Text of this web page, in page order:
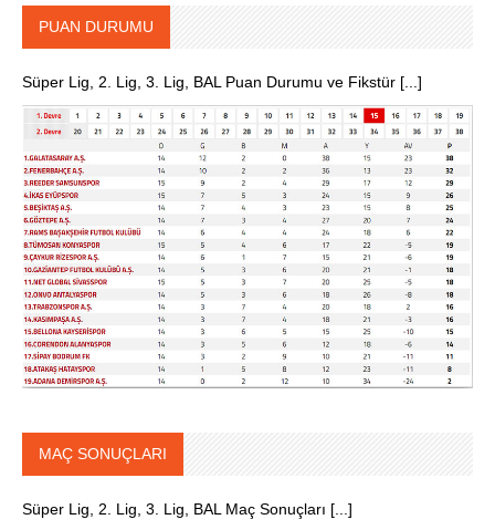
PUAN DURUMU
Süper Lig, 2. Lig, 3. Lig, BAL Puan Durumu ve Fikstür [...]
MAÇ SONUÇLARI
Süper Lig, 2. Lig, 3. Lig, BAL Maç Sonuçları [...]